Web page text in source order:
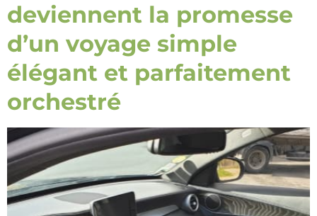
deviennent la promesse
d’un voyage simple
élégant et parfaitement
orchestré